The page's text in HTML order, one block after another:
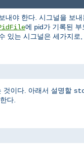
내야 한다. 시그널을 보
에 pid가 기록된
있는 시그널은 세가지로
것이다. 아래서 설명할
다.